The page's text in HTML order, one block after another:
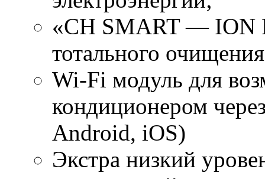
«CH SMART — ION
тотального
Wi-Fi модуль для
кондиционером
Android, iOS)
Экстра низкий